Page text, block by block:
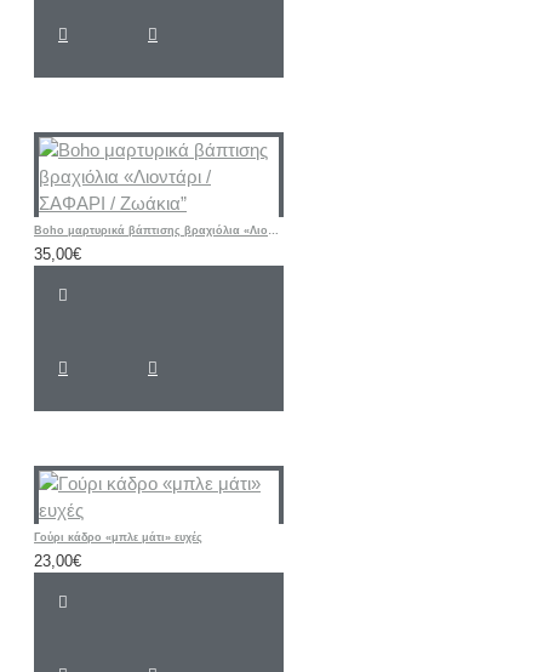
Boho μαρτυρικά βάπτισης βραχιόλια «Λιοντάρι / ΣΑΦΑΡΙ / Ζωάκια”
35,00€
Γούρι κάδρο «μπλε μάτι» ευχές
23,00€